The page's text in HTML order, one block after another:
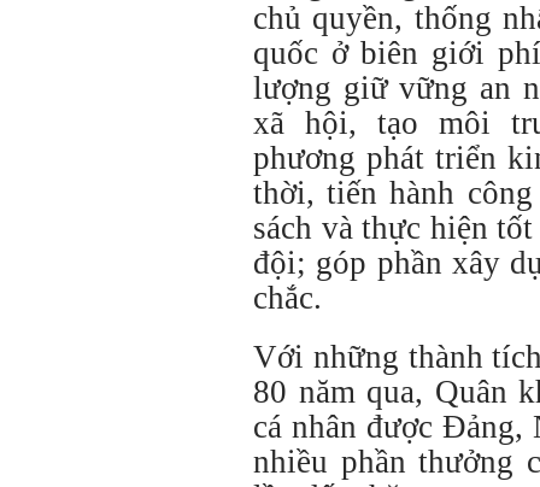
chủ quyền, thống
quốc ở biên giới
lượng giữ vững an
xã hội, tạo môi
phương phát triển
thời, tiến hành
sách và thực hiện
đội; góp phần xây
chắc.
Với những thành
80 năm qua, Quân
cá nhân được Đảng,
nhiều phần thưởng